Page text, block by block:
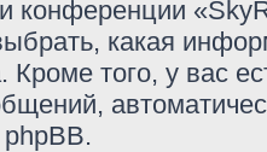
конференции
какая
того, у вас